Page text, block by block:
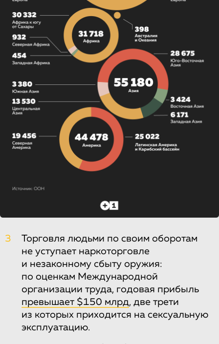
3
Торговля людьми по своим оборотам
не уступает наркоторговле
и незаконному сбыту оружия:
по оценкам Международной
организации труда, годовая прибыль
превышает $150 млрд, две трети
из которых приходится на сексуальную
эксплуатацию.